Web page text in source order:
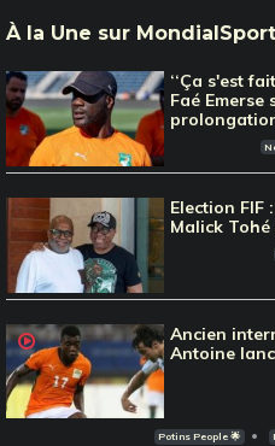
À la Une sur
‘‘Ça s'est
Faé
Election FIF
Malick
Ancien
Antoine
Potins People 🌟